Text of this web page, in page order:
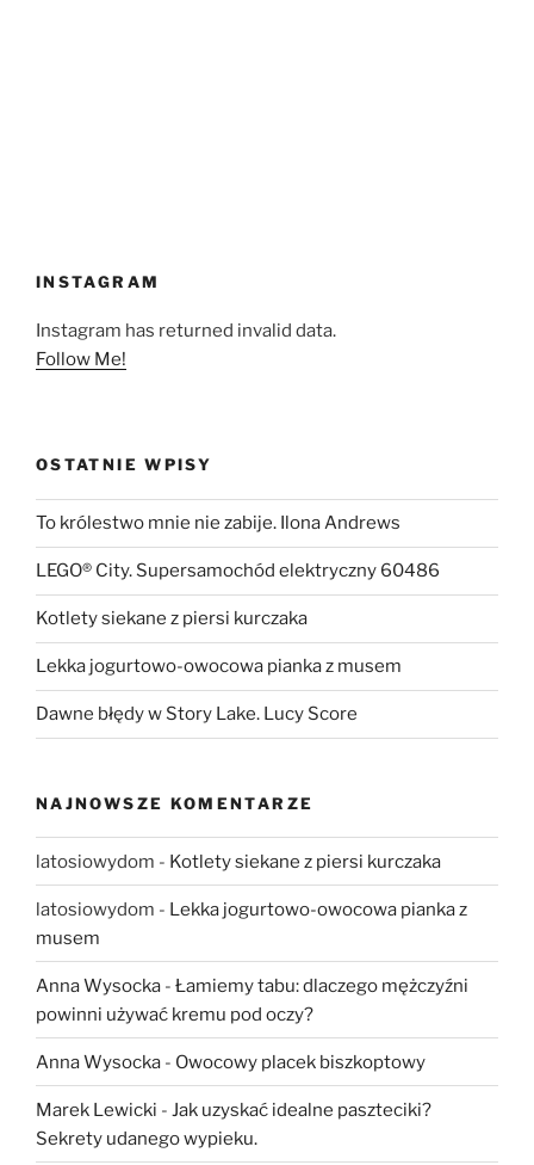
INSTAGRAM
Instagram has returned invalid data.
Follow Me!
OSTATNIE WPISY
To królestwo mnie nie zabije. Ilona Andrews
LEGO® City. Supersamochód elektryczny 60486
Kotlety siekane z piersi kurczaka
Lekka jogurtowo-owocowa pianka z musem
Dawne błędy w Story Lake. Lucy Score
NAJNOWSZE KOMENTARZE
latosiowydom - Kotlety siekane z piersi kurczaka
latosiowydom - Lekka jogurtowo-owocowa pianka z
musem
Anna Wysocka - Łamiemy tabu: dlaczego mężczyźni
powinni używać kremu pod oczy?
Anna Wysocka - Owocowy placek biszkoptowy
Marek Lewicki - Jak uzyskać idealne paszteciki?
Sekrety udanego wypieku.